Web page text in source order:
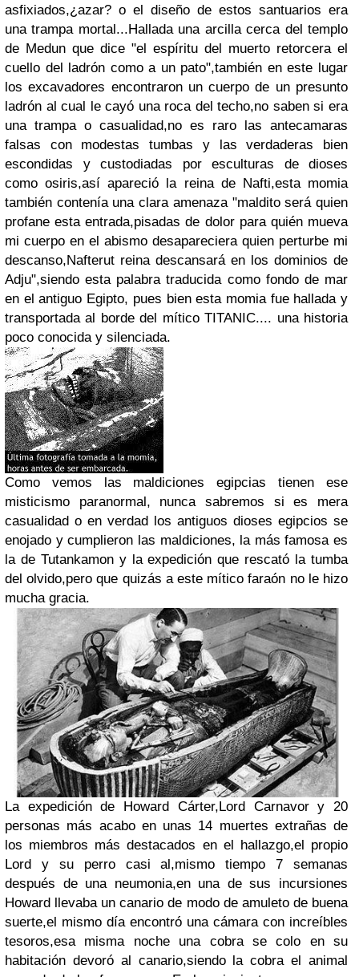
asfixiados,¿azar? o el diseño de estos santuarios era
una trampa mortal...Hallada una arcilla cerca del templo
de Medun que dice "el espíritu del muerto retorcera el
cuello del ladrón como a un pato",también en este lugar
los excavadores encontraron un cuerpo de un presunto
ladrón al cual le cayó una roca del techo,no saben si era
una trampa o casualidad,no es raro las antecamaras
falsas con modestas tumbas y las verdaderas bien
escondidas y custodiadas por esculturas de dioses
como osiris,así apareció la reina de Nafti,esta momia
también contenía una clara amenaza "maldito será quien
profane esta entrada,pisadas de dolor para quién mueva
mi cuerpo en el abismo desapareciera quien perturbe mi
descanso,Nafterut reina descansará en los dominios de
Adju",siendo esta palabra traducida como fondo de mar
en el antiguo Egipto, pues bien esta momia fue hallada y
transportada al borde del mítico TITANIC.... una historia
poco conocida y silenciada.
Como vemos las maldiciones egipcias tienen ese
misticismo paranormal, nunca sabremos si es mera
casualidad o en verdad los antiguos dioses egipcios se
enojado y cumplieron las maldiciones, la más famosa es
la de Tutankamon y la expedición que rescató la tumba
del olvido,pero que quizás a este mítico faraón no le hizo
mucha gracia.
La expedición de Howard Cárter,Lord Carnavor y 20
personas más acabo en unas 14 muertes extrañas de
los miembros más destacados en el hallazgo,el propio
Lord y su perro casi al,mismo tiempo 7 semanas
después de una neumonia,en una de sus incursiones
Howard llevaba un canario de modo de amuleto de buena
suerte,el mismo día encontró una cámara con increíbles
tesoros,esa misma noche una cobra se colo en su
habitación devoró al canario,siendo la cobra el animal